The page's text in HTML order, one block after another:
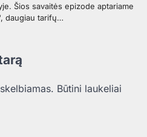
Šios savaitės epizode aptariame
daugiau tarifų…
Būtini laukeliai